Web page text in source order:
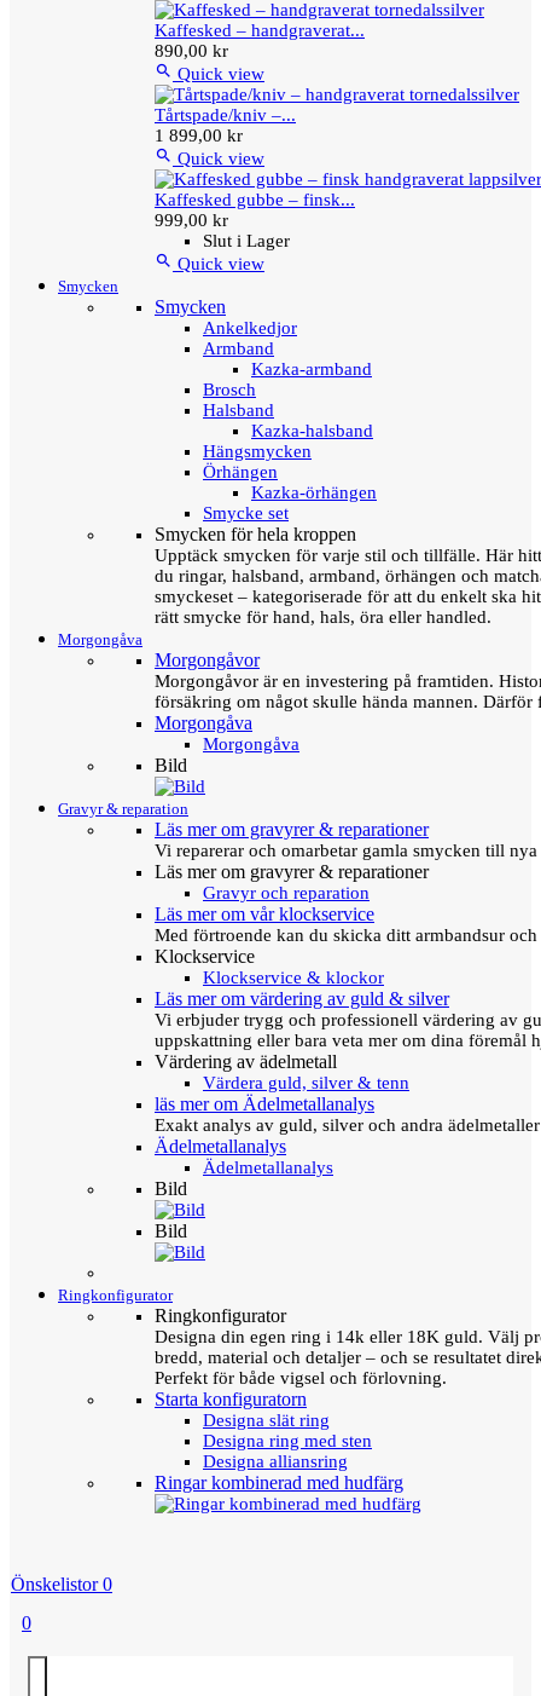
Kaffesked – handgraverat...
890,00 kr
 Quick view
Tårtspade/kniv –...
1 899,00 kr
 Quick view
Kaffesked gubbe – finsk...
999,00 kr
Slut i Lager
 Quick view
Smycken
Smycken
Ankelkedjor
Armband
Kazka-armband
Brosch
Halsband
Kazka-halsband
Hängsmycken
Örhängen
Kazka-örhängen
Smycke set
Smycken för hela kroppen
Upptäck smycken för varje stil och tillfälle. Här
du ringar, halsband, armband, örhängen och
smyckeset – kategoriserade för att du enkelt ska
rätt smycke för hand, hals, öra eller handled.
Morgongåva
Morgongåvor
Morgongåvor är en investering på framtiden.
försäkring om något skulle hända mannen.
Morgongåva
Morgongåva
Bild
Gravyr & reparation
Läs mer om gravyrer & reparationer
Vi reparerar och omarbetar gamla smycken till
Läs mer om gravyrer & reparationer
Gravyr och reparation
Läs mer om vår klockservice
Med förtroende kan du skicka ditt armbandsur
Klockservice
Klockservice & klockor
Läs mer om värdering av guld & silver
Vi erbjuder trygg och professionell värdering av
uppskattning eller bara veta mer om dina föremål
Värdering av ädelmetall
Värdera guld, silver & tenn
läs mer om Ädelmetallanalys
Exakt analys av guld, silver och andra
Ädelmetallanalys
Ädelmetallanalys
Bild
Bild
Ringkonfigurator
Ringkonfigurator
Designa din egen ring i 14k eller 18K guld. Välj
bredd, material och detaljer – och se resultatet
Perfekt för både vigsel och förlovning.
Starta konfiguratorn
Designa slät ring
Designa ring med sten
Designa alliansring
Ringar kombinerad med hudfärg
Önskelistor 0
0